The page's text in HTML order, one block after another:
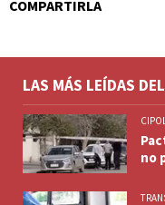
COMPARTIRLA
LAS MÁS LEÍDAS
no